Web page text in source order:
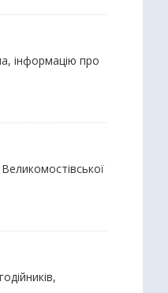
інформацію про